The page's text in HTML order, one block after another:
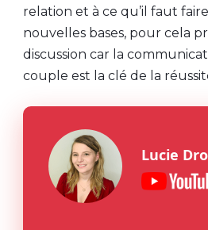
relation et à ce qu’il faut
nouvelles bases, pour cela
discussion car la
couple est la clé de la
Lucie